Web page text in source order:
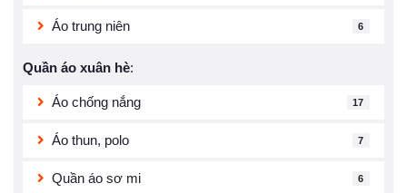
Áo trung niên 6
Quần áo xuân hè:
Áo chống nắng 17
Áo thun, polo 7
Quần áo sơ mi 6